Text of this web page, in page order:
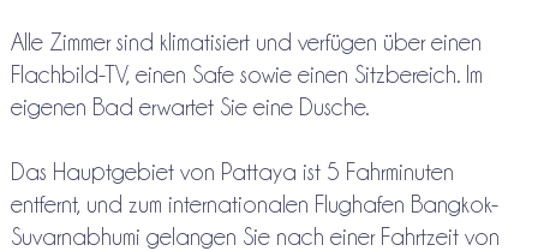
Alle Zimmer sind klimatisiert und verfügen über einen
Flachbild-TV, einen Safe sowie einen Sitzbereich. Im
eigenen Bad erwartet Sie eine Dusche.
Das Hauptgebiet von Pattaya ist 5 Fahrminuten
entfernt, und zum internationalen Flughafen Bangkok-
Suvarnabhumi gelangen Sie nach einer Fahrtzeit von